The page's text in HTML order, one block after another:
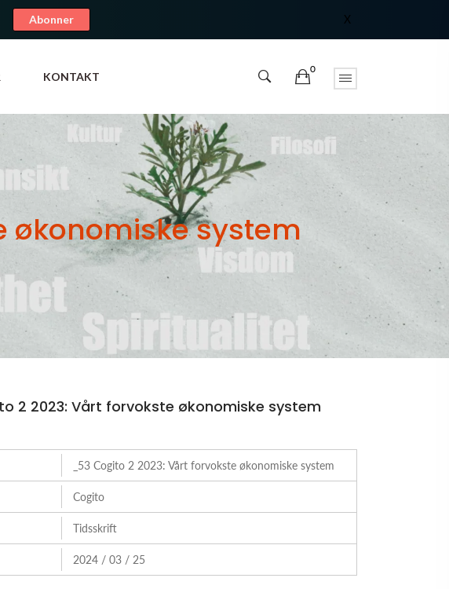
Abonner X
KONTAKT
0
økonomiske system
2 2023: Vårt forvokste økonomiske system
_53 Cogito 2 2023: Vårt forvokste økonomiske system
Cogito
Tidsskrift
2024 / 03 / 25